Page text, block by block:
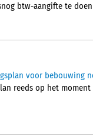
btw-aangifte te
voor bebouwing
reeds op het